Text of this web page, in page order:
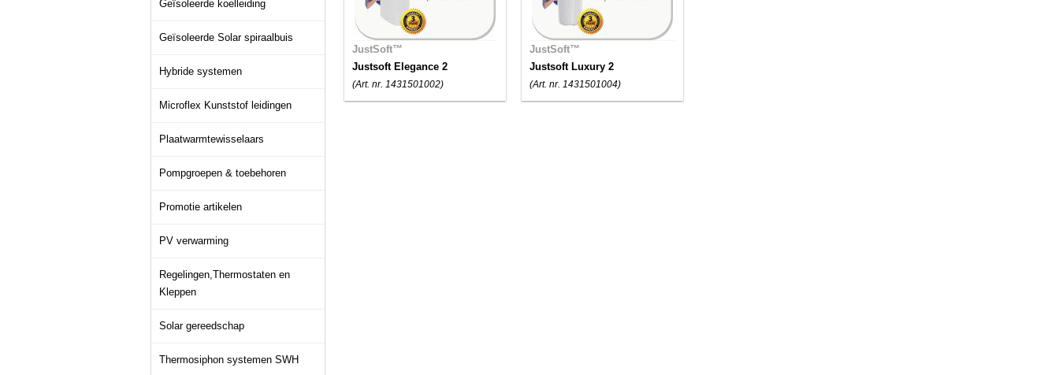
Geïsoleerde koelleiding
Geïsoleerde Solar spiraalbuis
Hybride systemen
Microflex Kunststof leidingen
Plaatwarmtewisselaars
Pompgroepen & toebehoren
Promotie artikelen
PV verwarming
Regelingen,Thermostaten en
Kleppen
Solar gereedschap
Thermosiphon systemen SWH
JustSoft™
Justsoft Elegance 2
(Art. nr. 1431501002)
JustSoft™
Justsoft Luxury 2
(Art. nr. 1431501004)